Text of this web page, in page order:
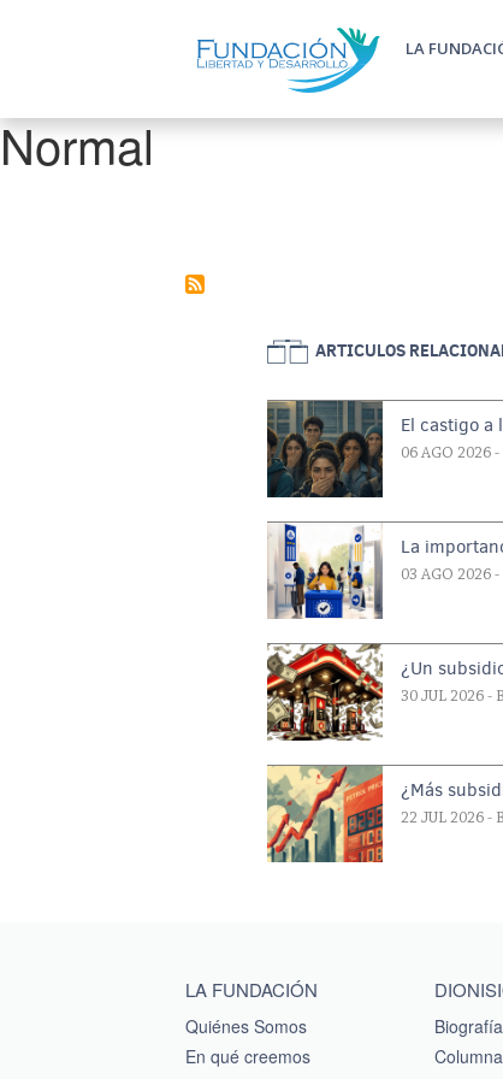
LA
Normal
ARTICULOS
El castigo a
06 AGO 2026 -
La
03 AGO 2026 -
¿Un
30 JUL 2026 -
¿Más
22 JUL 2026 -
Main menu footer
LA FUNDACIÓN
Quiénes Somos
En qué creemos
Biografía